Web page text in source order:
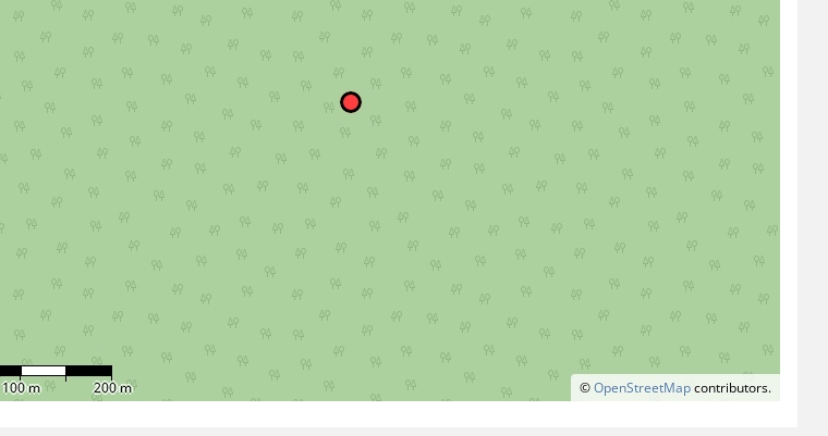
©OpenStreetMapcontributors.
100 m 200 m